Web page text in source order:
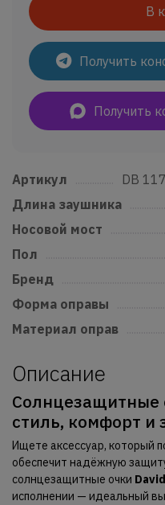
В
Получить
Получить
Артикул
DB
Длина заушника
Носовой мост
Пол
Бренд
Форма оправы
Материал оправ
Описание
Солнцезащитные
стиль, комфорт и
Ищете аксессуар, который
обеспечит надёжную
солнцезащитные очки
исполнении — идеальный